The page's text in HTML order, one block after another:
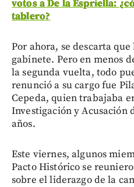
votos a De la Espriella:
tablero?
Por ahora, se descarta
gabinete. Pero en menos
la segunda vuelta, todo
renunció a su cargo fue
Cepeda, quien trabajaba
Investigación y Acusación
años.
Este viernes, algunos
Pacto Histórico se
sobre el liderazgo de la